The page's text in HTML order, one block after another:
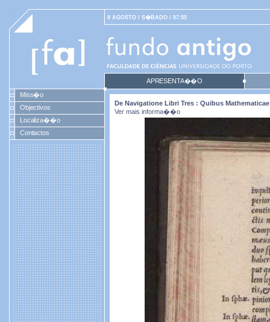
8 AGOSTO / S�BADO / 07:55
APRESENTA��O
Miss�o
Objectivos
Localiza��o
Contactos
De Navigatione Libri Tres : Quibus
Ver mais informa��o